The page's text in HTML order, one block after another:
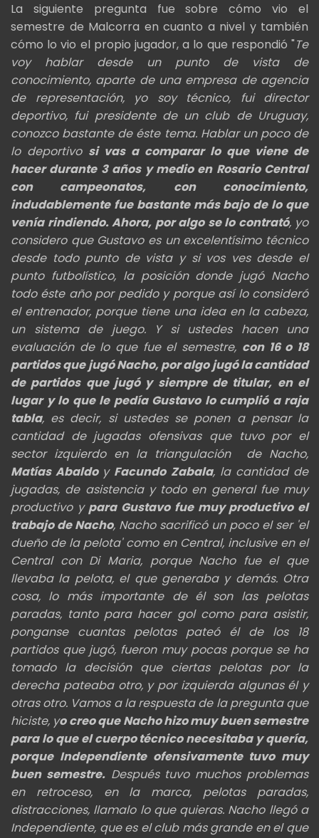
La siguiente pregunta fue sobre cómo vio el
semestre de Malcorra en cuanto a nivel y también
cómo lo vio el propio jugador, a lo que respondió "Te
voy hablar desde un punto de vista de
conocimiento, aparte de una empresa de agencia
de representación, yo soy técnico, fui director
deportivo, fui presidente de un club de Uruguay,
conozco bastante de éste tema. Hablar un poco de
lo deportivo si vas a comparar lo que viene de
hacer durante 3 años y medio en Rosario Central
con campeonatos, con conocimiento,
indudablemente fue bastante más bajo de lo que
venía rindiendo. Ahora, por algo se lo contrató, yo
considero que Gustavo es un excelentísimo técnico
desde todo punto de vista y si vos ves desde el
punto futbolístico, la posición donde jugó Nacho
todo éste año por pedido y porque así lo consideró
el entrenador, porque tiene una idea en la cabeza,
un sistema de juego. Y si ustedes hacen una
evaluación de lo que fue el semestre, con 16 o 18
partidos que jugó Nacho, por algo jugó la cantidad
de partidos que jugó y siempre de titular, en el
lugar y lo que le pedía Gustavo lo cumplió a raja
tabla, es decir, si ustedes se ponen a pensar la
cantidad de jugadas ofensivas que tuvo por el
sector izquierdo en la triangulación de Nacho,
Matías Abaldo y Facundo Zabala, la cantidad de
jugadas, de asistencia y todo en general fue muy
productivo y para Gustavo fue muy productivo el
trabajo de Nacho, Nacho sacrificó un poco el ser 'el
dueño de la pelota' como en Central, inclusive en el
Central con Di Maria, porque Nacho fue el que
llevaba la pelota, el que generaba y demás. Otra
cosa, lo más importante de él son las pelotas
paradas, tanto para hacer gol como para asistir,
ponganse cuantas pelotas pateó él de los 18
partidos que jugó, fueron muy pocas porque se ha
tomado la decisión que ciertas pelotas por la
derecha pateaba otro, y por izquierda algunas él y
otras otro. Vamos a la respuesta de la pregunta que
hiciste, yo creo que Nacho hizo muy buen semestre
para lo que el cuerpo técnico necesitaba y quería,
porque Independiente ofensivamente tuvo muy
buen semestre.Después tuvo muchos problemas
en retroceso, en la marca, pelotas paradas,
distracciones, llamalo lo que quieras. Nacho llegó a
Independiente, que es el club más grande en el que